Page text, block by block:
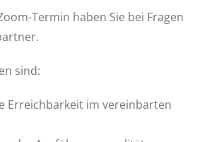
Termin haben Sie bei Fragen
sind:
Erreichbarkeit im vereinbarten